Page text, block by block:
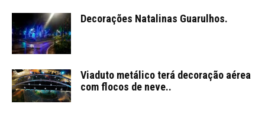
Decorações Natalinas Guarulhos.
Viaduto metálico terá decoração aérea
com flocos de neve..